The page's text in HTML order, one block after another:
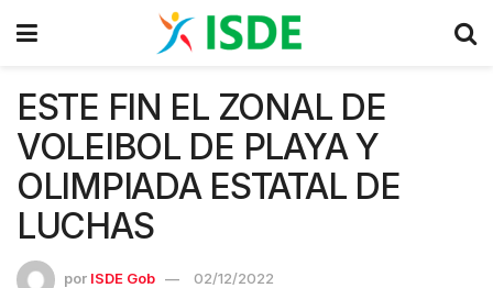
ESTE FIN EL ZONAL DE
VOLEIBOL DE PLAYA Y
OLIMPIADA ESTATAL DE
LUCHAS
por ISDE Gob
02/12/2022